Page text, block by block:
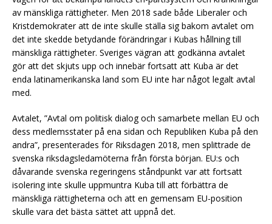
av mänskliga rättigheter. Men 2018 sade både Liberaler och
Kristdemokrater att de inte skulle ställa sig bakom avtalet om
det inte skedde betydande förändringar i Kubas hållning till
mänskliga rättigheter. Sveriges vägran att godkänna avtalet
gör att det skjuts upp och innebär fortsatt att Kuba är det
enda latinamerikanska land som EU inte har något legalt avtal
med.
Avtalet, ”Avtal om politisk dialog och samarbete mellan EU och
dess medlemsstater på ena sidan och Republiken Kuba på den
andra”, presenterades för Riksdagen 2018, men splittrade de
svenska riksdagsledamöterna från första början. EU:s och
dåvarande svenska regeringens ståndpunkt var att fortsatt
isolering inte skulle uppmuntra Kuba till att förbättra de
mänskliga rättigheterna och att en gemensam EU-position
skulle vara det bästa sättet att uppnå det.